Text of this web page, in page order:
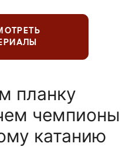
планку
чемпионы
катанию